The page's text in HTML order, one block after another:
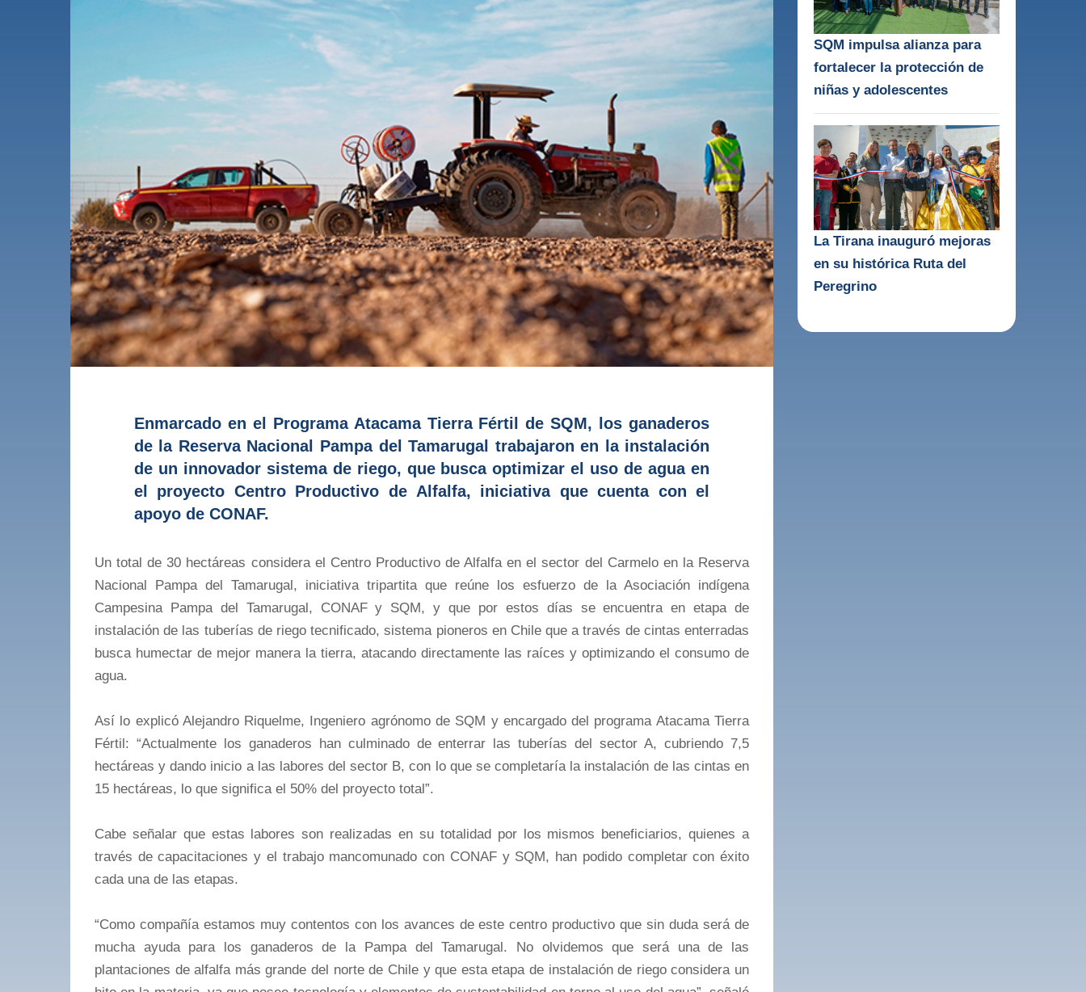
Enmarcado en el Programa Atacama Tierra Fértil de SQM, los ganaderos
de la Reserva Nacional Pampa del Tamarugal trabajaron en la instalación
de un innovador sistema de riego, que busca optimizar el uso de agua en
el proyecto Centro Productivo de Alfalfa, iniciativa que cuenta con el
apoyo de CONAF.
Un total de 30 hectáreas considera el Centro Productivo de Alfalfa en el sector del Carmelo en la Reserva
Nacional Pampa del Tamarugal, iniciativa tripartita que reúne los esfuerzo de la Asociación indígena
Campesina Pampa del Tamarugal, CONAF y SQM, y que por estos días se encuentra en etapa de
instalación de las tuberías de riego tecnificado, sistema pioneros en Chile que a través de cintas enterradas
busca humectar de mejor manera la tierra, atacando directamente las raíces y optimizando el consumo de
agua.
Así lo explicó Alejandro Riquelme, Ingeniero agrónomo de SQM y encargado del programa Atacama Tierra
Fértil: “Actualmente los ganaderos han culminado de enterrar las tuberías del sector A, cubriendo 7,5
hectáreas y dando inicio a las labores del sector B, con lo que se completaría la instalación de las cintas en
15 hectáreas, lo que significa el 50% del proyecto total”.
Cabe señalar que estas labores son realizadas en su totalidad por los mismos beneficiarios, quienes a
través de capacitaciones y el trabajo mancomunado con CONAF y SQM, han podido completar con éxito
cada una de las etapas.
“Como compañía estamos muy contentos con los avances de este centro productivo que sin duda será de
mucha ayuda para los ganaderos de la Pampa del Tamarugal. No olvidemos que será una de las
plantaciones de alfalfa más grande del norte de Chile y que esta etapa de instalación de riego considera un
SQM impulsa alianza para
fortalecer la protección de
niñas y adolescentes
La Tirana inauguró mejoras
en su histórica Ruta del
Peregrino